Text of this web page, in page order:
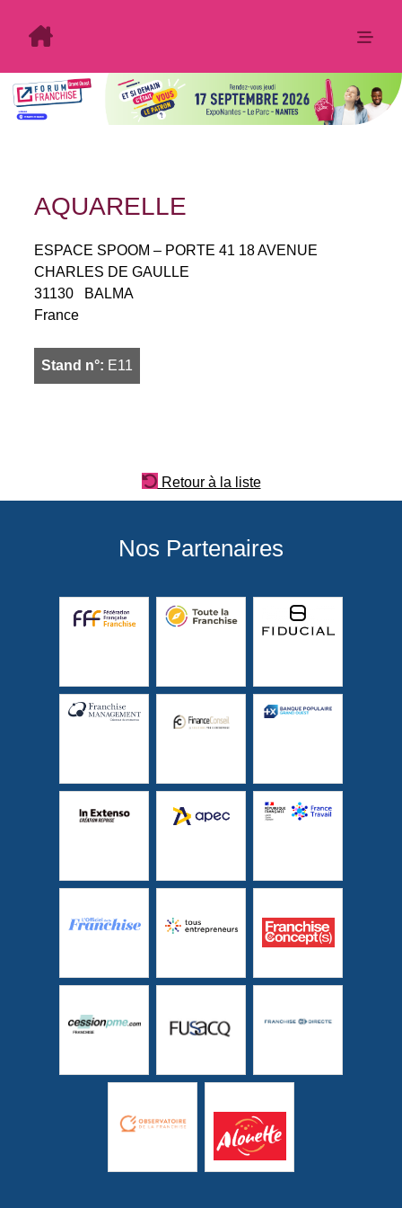
AQUARELLE
ESPACE SPOOM – PORTE 41 18 AVENUE
CHARLES DE GAULLE
31130
BALMA
France
Stand n°: E11
Retour à la liste
Nos Partenaires